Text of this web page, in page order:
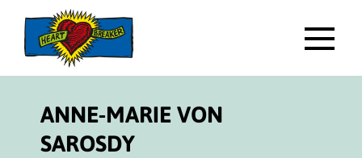
Direktlink
zum
Inhalt
ANNE-MARIE VON
SAROSDY